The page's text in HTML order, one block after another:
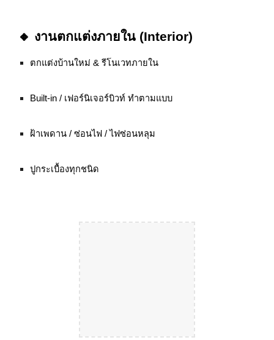
🔸 งานตกแต่งภายใน (Interior)
ตกแต่งบ้านใหม่ & รีโนเวทภายใน
Built-in / เฟอร์นิเจอร์บิวท์ ทำตามแบบ
ฝ้าเพดาน / ซ่อนไฟ / ไฟซ่อนหลุม
ปูกระเบื้องทุกชนิด